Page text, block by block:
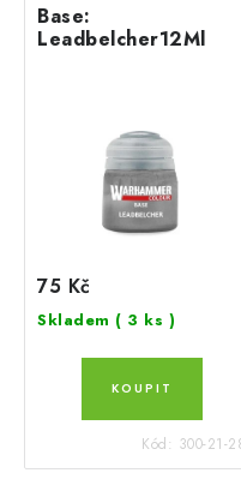
Base:
Leadbelcher12Ml
75 Kč
Skladem ( 3 ks )
Kód: 300-21-